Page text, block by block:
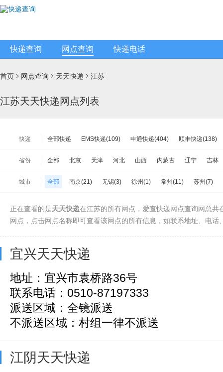
快递查询 网点查询 快递电话
首页  网点查询  天天快递  江苏
江苏天天快递网点列表
快递 全部快递 EMS快递(109) 申通快递(404) 顺丰快递(138)
增益快递(177) 安能物流(3033) 苏宁快递(103) 全一快递
中铁物流(354) 品骏快递(105) 远成快运(282) 百世汇通
省份 全部 北京 天津 河北 山西 内蒙古 辽宁 吉林
江苏
海南
台湾省 香港 澳门
城市 全部 南京(21) 无锡(3) 徐州(1) 常州(11) 苏州(7)
正在查看的是天天快递在江苏的所有网点，爱查快递网点查询网总共
网点，点击网点名称即可查看该网点的所有信息，如联系地址、电话
宜兴天天快递
地址：宜兴市袁桥路36号
联系电话：0510-87197333
派送区域：全镜派送
不派送区域：村组一律不派送
江阴天天快递